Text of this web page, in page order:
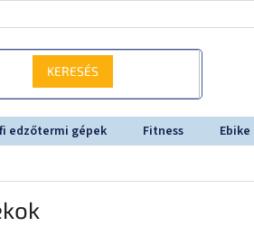
KERESÉS
edzőtermi gépek Fitness Ebike